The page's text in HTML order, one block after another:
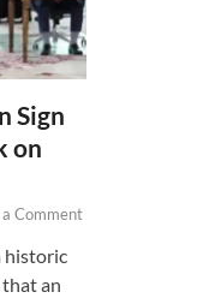
Sign
on
a Comment
historic
an